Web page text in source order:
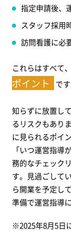
指定申請後、
スタッフ採用
訪問看護に必
これらはすべて、
ポイント
です
知らずに放置し
るリスクもあり
に見られるポイ
「いつ運営指導
務的なチェック
す。見過ごして
ら開業を予定し
準備で運営指導
※2025年8月5日